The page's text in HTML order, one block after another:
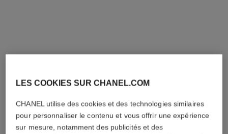
LES COOKIES SUR CHANEL.COM
CHANEL utilise des cookies et des technologies similaires
pour personnaliser le contenu et vous offrir une expérience
sur mesure, notamment des publicités et des